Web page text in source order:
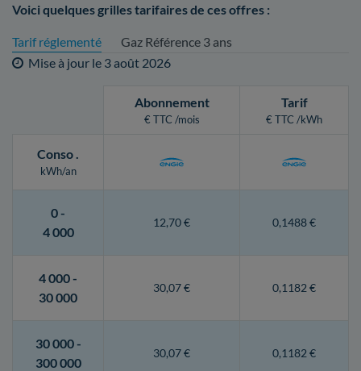
Voici quelques grilles tarifaires de ces offres :
Tarif réglementé
Gaz Référence 3 ans
Mise à jour le 3 août 2026
Abonnement
€ TTC /mois
Tarif
€ TTC /kWh
Conso.
kWh/an
0 -
4 000
12,70 € 0,1488 €
4 000 -
30 000
30,07 € 0,1182 €
30 000 -
300 000
30,07 € 0,1182 €